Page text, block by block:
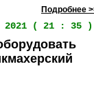
Подробнее
( 21 : 35 )